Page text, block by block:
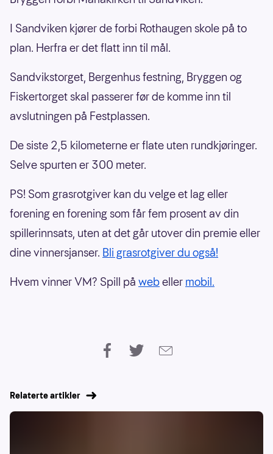
I Sandviken kjører de forbi Rothaugen skole på to
plan. Herfra er det flatt inn til mål.
Sandvikstorget, Bergenhus festning, Bryggen og
Fiskertorget skal passerer før de komme inn til
avslutningen på Festplassen.
De siste 2,5 kilometerne er flate uten rundkjøringer.
Selve spurten er 300 meter.
PS! Som grasrotgiver kan du velge et lag eller
forening en forening som får fem prosent av din
spillerinnsats, uten at det går utover din premie eller
dine vinnersjanser. Bli grasrotgiver du også!
Hvem vinner VM? Spill på webeller mobil.
Relaterte artikler